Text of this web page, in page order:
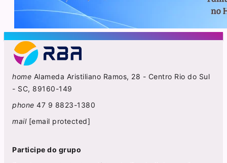
home Alameda Aristiliano Ramos, 28 - Centro Rio do Sul
- SC, 89160-149
phone 47 9 8823-1380
mail [email protected]
Participe do grupo